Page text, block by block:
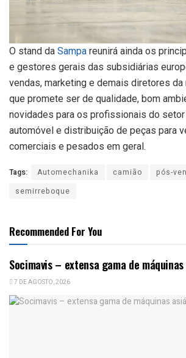
O stand da Sampa reunirá ainda os
e gestores gerais das subsidiárias
vendas, marketing e demais diretores da
que promete ser de qualidade, bom
novidades para os profissionais do setor
automóvel e distribuição de peças para
comerciais e pesados em geral.
Tags: Automechanika camião pós-
semirreboque
Recommended For You
Socimavis – extensa gama de
7 DE AGOSTO, 2026